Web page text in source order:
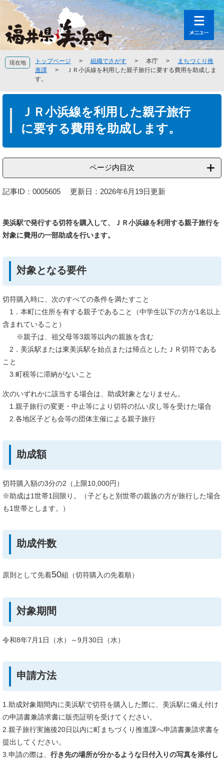
の
頭
で
ー
飛
ば
現在地 トップページ > 組織でさがす > 本庁 >
まちづくり推
進課
>
ＪＲ小浜線を利用した親子旅行に要する費用を助成しま
す。
ＪＲ小浜線を利用した親子旅行
に要する費用を助成します。
ページ内目次
記事ID：0005605 更新日：2026年6月19日更新
美浜駅で発行する切符を購入して、ＪＲ小浜線を利用する親子旅行を
対象に費用の一部助成を行います。
対象となる要件
切符購入時に、次のすべての条件を満たすこと
1．本町に住所を有する親子であること（中学生以下の方が1名以上
含まれていること）
※親子は、祖父母等3親等以内の親族を含む
2．美浜駅または東美浜駅を始点または帰点としたＪＲ切符である
こと
3.町税等に滞納がないこと
次のいずれかに該当する場合は、助成対象となりません。
1.親子旅行の変更・中止等により切符の払い戻し等を受けた場合
2.各地区子ども会等の団体主催による親子旅行
助成額
切符購入額の3分の2（上限10,000円）
※助成は1世帯1回限り。（子どもと別世帯の親族の方が旅行した場合
も1世帯とします。）
助成件数
原則として先着50組（切符購入の先着順）
対象期間
令和8年7月1日（水）～9月30日（水）
申請方法
1.助成対象期間内に美浜駅で切符を購入した際に、美浜駅に備え付け
の申請書兼請求書に販売証明を受けてください。
2.親子旅行実施後20日以内に町まちづくり推進課へ申請書兼請求書を
提出してください。
3.申請の際は、 行き先の場所が分かるような日付入りの写真を添付し